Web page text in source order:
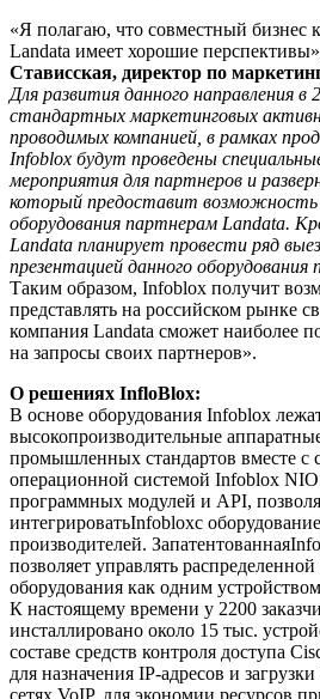
«Я полагаю, что совместный бизнес
Landata имеет хорошие
Стависская, директор по
Для развития данного направления в
стандартных маркетинговых
проводимых компанией, в рамках
Infoblox будут проведены
мероприятия для партнеров и
который предоставит
оборудования партнерам Landata.
Landata планирует провести ряд
презентацией данного оборудования
Таким образом, Infoblox получит
представлять на российском рынке
компания Landata сможет наиболее
на запросы своих партнеров».
О решениях InfloBlox:
В основе оборудования Infoblox
высокопроизводительные
промышленных стандартов вместе с
операционной системой Infoblox
программных модулей и API,
интегрироватьInfobloxс
производителей.
позволяет управлять
оборудования как одним
К настоящему времени у 2200
инсталлировано около 15 тыс.
составе средств контроля доступа
для назначения IP-адресов и
сетях VoIP, для экономии ресурсов